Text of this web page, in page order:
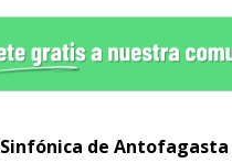
Sinfónica de Antofagasta